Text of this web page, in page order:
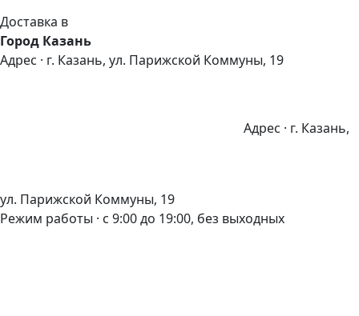
Доставка в
Город Казань
Адрес · г. Казань, ул. Парижской Коммуны, 19
Адрес · г. Казань,
ул. Парижской Коммуны, 19
Режим работы · с 9:00 до 19:00, без выходных